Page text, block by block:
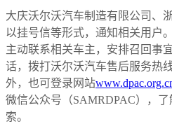
大庆沃尔沃汽车制造有限公司、
以挂号信等形式，通知相关用户
主动联系相关车主，安排召回事
话，拨打沃尔沃汽车售后服务热
外，也可登录网站
微信公众号（SAMRDPAC），
索。